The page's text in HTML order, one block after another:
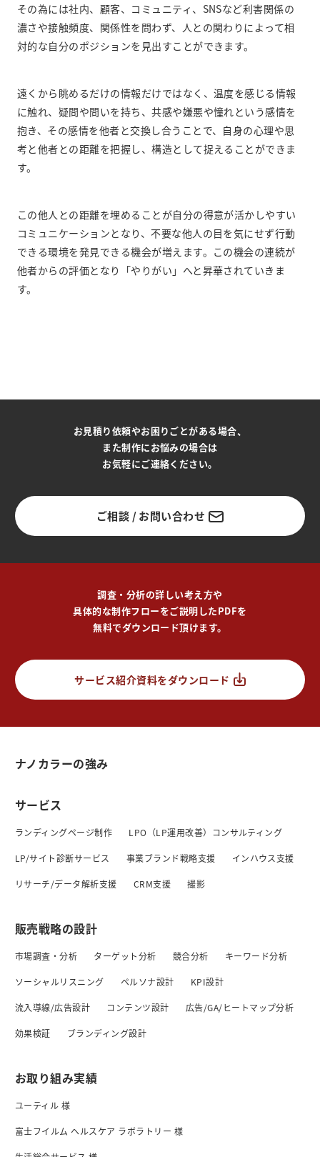
その為には社内、顧客、コミュニティ、SNSなど利害関係の
濃さや接触頻度、関係性を問わず、人との関わりによって相
対的な自分のポジションを見出すことができます。
遠くから眺めるだけの情報だけではなく、温度を感じる情報
に触れ、疑問や問いを持ち、共感や嫌悪や憧れという感情を
抱き、その感情を他者と交換し合うことで、自身の心理や思
考と他者との距離を把握し、構造として捉えることができま
す。
この他人との距離を埋めることが自分の得意が活かしやすい
コミュニケーションとなり、不要な他人の目を気にせず行動
できる環境を発見できる機会が増えます。この機会の連続が
他者からの評価となり「やりがい」へと昇華されていきま
す。
お見積り依頼やお困りごとがある場合、
また制作にお悩みの場合は
お気軽にご連絡ください。
ご相談 / お問い合わせ
調査・分析の詳しい考え方や
具体的な制作フローをご説明したPDFを
無料でダウンロード頂けます。
サービス紹介資料をダウンロード
ナノカラーの強み
サービス
ランディングページ制作 LPO（LP運用改善）コンサルティング
LP/サイト診断サービス 事業ブランド戦略支援 インハウス支援
リサーチ/データ解析支援 CRM支援 撮影
販売戦略の設計
市場調査・分析 ターゲット分析 競合分析 キーワード分析
ソーシャルリスニング ペルソナ設計 KPI設計
流入導線/広告設計 コンテンツ設計 広告/GA/ヒートマップ分析
効果検証 ブランディング設計
お取り組み実績
ユーティル 様
富士フイルム ヘルスケア ラボラトリー 様